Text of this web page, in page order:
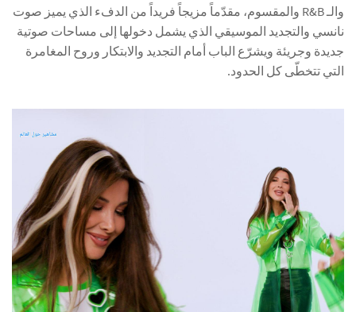
والـ R&B والمقسوم، مقدّماً مزيجاً فريداً من الدفء الذي يميز صوت
نانسي والتجديد الموسيقي الذي يشمل دخولها إلى مساحات صوتية
جديدة وجريئة ويشرّع الباب أمام التجديد والابتكار وروح المغامرة
التي تتخطّى كل الحدود.